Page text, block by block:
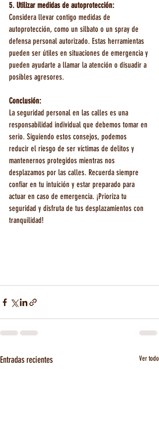
5. Utilizar medidas de autoprotección:
Considera llevar contigo medidas de
autoprotección, como un silbato o un spray de
defensa personal autorizado. Estas herramientas
pueden ser útiles en situaciones de emergencia y
pueden ayudarte a llamar la atención o disuadir a
posibles agresores.
Conclusión:
La seguridad personal en las calles es una
responsabilidad individual que debemos tomar en
serio. Siguiendo estos consejos, podemos
reducir el riesgo de ser víctimas de delitos y
mantenernos protegidos mientras nos
desplazamos por las calles. Recuerda siempre
confiar en tu intuición y estar preparado para
actuar en caso de emergencia. ¡Prioriza tu
seguridad y disfruta de tus desplazamientos con
tranquilidad!
Entradas recientes Ver todo